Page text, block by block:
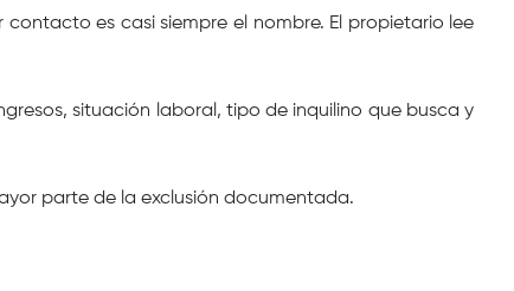
es casi siempre el nombre. El propietario lee
situación laboral, tipo de inquilino que busca y
parte de la exclusión documentada.